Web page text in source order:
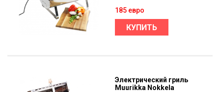
185 евро
КУПИТЬ
Электрический гриль
Muurikka Nokkela